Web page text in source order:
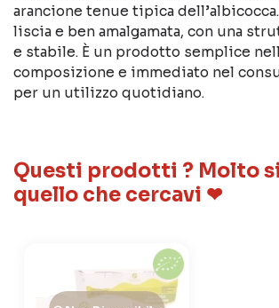
arancione tenue tipica
liscia e ben amalgamata, con una
e stabile. È un prodotto semplice
composizione e immediato nel
per un utilizzo quotidiano.
Questi prodotti ? Molto
quello che cercavi ❤